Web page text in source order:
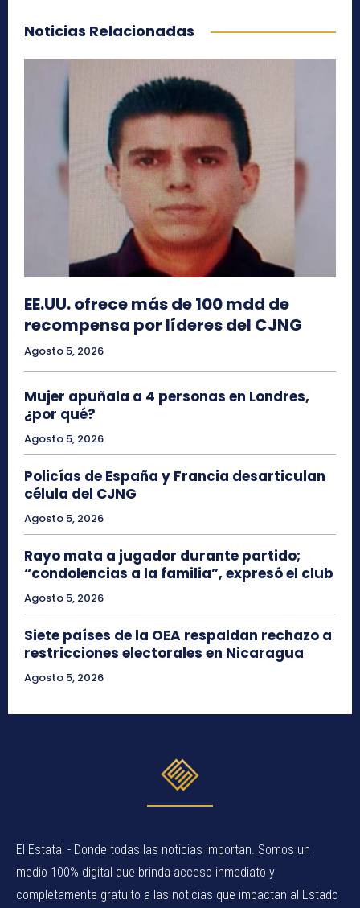
Noticias Relacionadas
EE.UU. ofrece más de 100 mdd de
recompensa por líderes del CJNG
Agosto 5, 2026
Mujer apuñala a 4 personas en Londres,
¿por qué?
Agosto 5, 2026
Policías de España y Francia desarticulan
célula del CJNG
Agosto 5, 2026
Rayo mata a jugador durante partido;
“condolencias a la familia”, expresó el club
Agosto 5, 2026
Siete países de la OEA respaldan rechazo a
restricciones electorales en Nicaragua
Agosto 5, 2026
El Estatal - Donde todas las noticias importan. Somos un
medio 100% digital que brinda acceso inmediato y
completamente gratuito a las noticias que impactan al Estado